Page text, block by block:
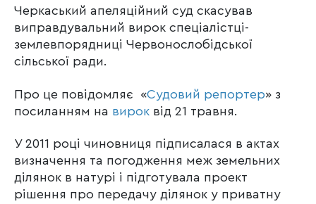
Черкаський апеляційний суд скасував
виправдувальний вирок спеціалістці-
землевпорядниці Червонослобідської
сільської ради.
Про це повідомляє «Судовий репортер» з
посиланням на вирок від 21 травня.
У 2011 році чиновниця підписалася в актах
визначення та погодження меж земельних
ділянок в натурі і підготувала проект
рішення про передачу ділянок у приватну